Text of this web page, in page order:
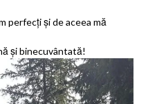
perfecți și de aceea mă
și binecuvântată!